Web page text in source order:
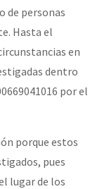
de personas
Hasta el
en
dentro
por el
porque estos
pues
lugar de los